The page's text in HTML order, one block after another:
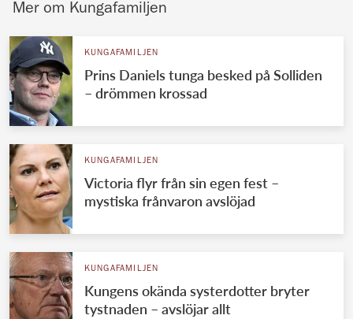
Mer om Kungafamiljen
KUNGAFAMILJEN
Prins Daniels tunga besked på Solliden
– drömmen krossad
KUNGAFAMILJEN
Victoria flyr från sin egen fest –
mystiska frånvaron avslöjad
KUNGAFAMILJEN
Kungens okända systerdotter bryter
tystnaden – avslöjar allt